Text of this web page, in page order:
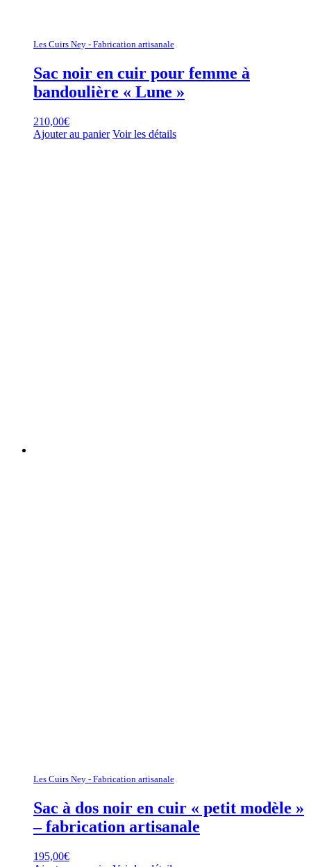
Les Cuirs Ney - Fabrication artisanale
Sac noir en cuir pour femme à
bandoulière « Lune »
210,00€
Ajouter au panier Voir les détails
Les Cuirs Ney - Fabrication artisanale
Sac à dos noir en cuir « petit modèle »
– fabrication artisanale
195,00€